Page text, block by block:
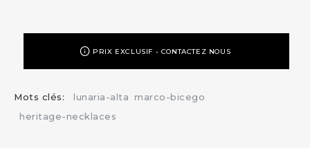
PRIX EXCLUSIF - CONTACTEZ NOUS
Mots clés: lunaria-alta marco-bicego
heritage-necklaces